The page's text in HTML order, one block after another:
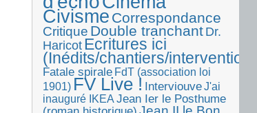
Civisme Correspondance
Critique Double tranchant Dr.
Haricot Ecritures ici
(Inédits/chantiers/interventions)
Fatale spirale FdT (association loi
1901) FV Live ! InterviouveJ'ai
inauguré IKEA Jean Ier le Posthume